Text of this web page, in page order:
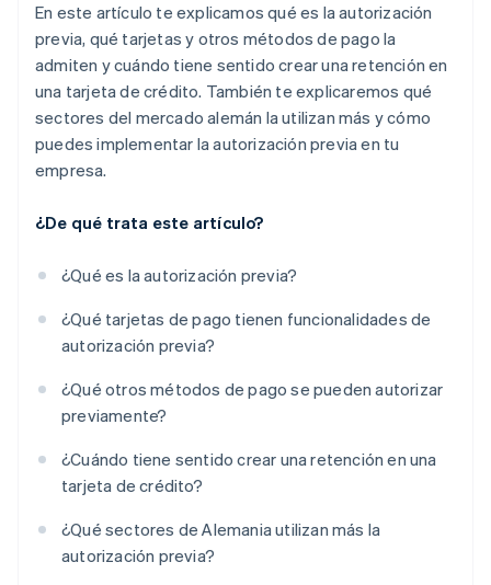
En este artículo te explicamos qué es la autorización
previa, qué tarjetas y otros métodos de pago la
admiten y cuándo tiene sentido crear una retención en
una tarjeta de crédito. También te explicaremos qué
sectores del mercado alemán la utilizan más y cómo
puedes implementar la autorización previa en tu
empresa.
¿De qué trata este artículo?
¿Qué es la autorización previa?
¿Qué tarjetas de pago tienen funcionalidades de
autorización previa?
¿Qué otros métodos de pago se pueden autorizar
previamente?
¿Cuándo tiene sentido crear una retención en una
tarjeta de crédito?
¿Qué sectores de Alemania utilizan más la
autorización previa?